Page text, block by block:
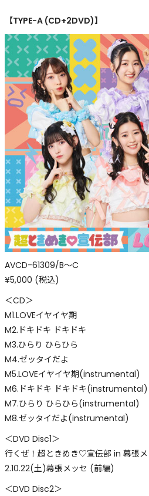
【TYPE-A (CD+2DVD)】
AVCD-61309/B～C
¥5,000 (税込)
＜CD＞
M1.LOVEイヤイヤ期
M2.ドキドキ ドキドキ
M3.ひらり ひらひら
M4.ゼッタイだよ
M5.LOVEイヤイヤ期(instrumental)
M6.ドキドキ ドキドキ(instrumental)
M7.ひらり ひらひら(instrumental)
M8.ゼッタイだよ(instrumental)
＜DVD Disc1＞
行くぜ！超ときめき♡宣伝部 in 幕張
2.10.22(土)幕張メッセ (前編)
＜DVD Disc2＞